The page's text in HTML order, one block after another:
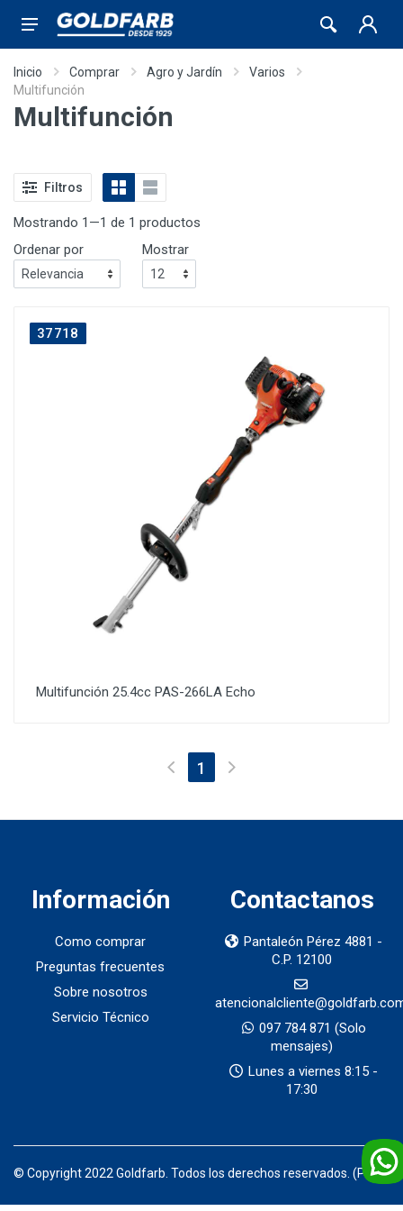
Inicio Comprar Agro y Jardín
Varios
Multifunción
Multifunción
Filtros
Mostrando 1—1 de 1 productos
Ordenar por
Mostrar
37718
Multifunción 25.4cc PAS-266LA Echo
1 (current)
Información
Como comprar
Preguntas frecuentes
Sobre nosotros
Servicio Técnico
Contactanos
Pantaleón Pérez 4881 -
C.P. 12100
097 784 871 (Solo
mensajes)
Lunes a viernes 8:15 -
17:30
© Copyright 2022 Goldfarb. Todos los derechos reservados. (Prod)